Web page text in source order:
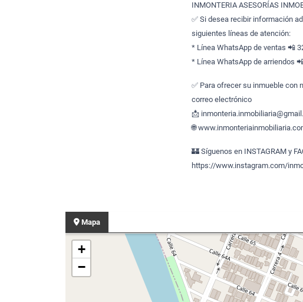
INMONTERIA ASESORÍAS
✅ Si desea recibir información
siguientes líneas de atención:
* Línea WhatsApp de ventas 📲
* Línea WhatsApp de arriendos
✅ Para ofrecer su inmueble con
correo electrónico
📩
🌐
🏰 Síguenos en INSTAGRAM y
https://www.instagram.com/
Mapa
+
−